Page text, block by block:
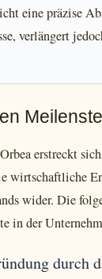
eine präzise
verlängert
erstreckt
wirtschaftliche
wider. Die
in der
durch